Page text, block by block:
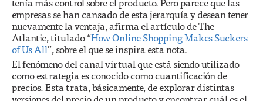
tenía más control sobre el producto. Pero parece que las
empresas se han cansado de esta jerarquía y desean tener
nuevamente la ventaja, afirma el artículo de The
Atlantic, titulado “How Online Shopping Makes Suckers
of Us All”, sobre el que se inspira esta nota.
El fenómeno del canal virtual que está siendo utilizado
como estrategia es conocido como cuantificación de
precios. Esta trata, básicamente, de explorar distintas